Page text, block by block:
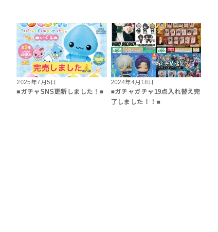
2025年7月5日
■ガチャSNS更新しました！■
2024年4月18日
■ガチャガチャ19点入れ替え完
了しました！！■